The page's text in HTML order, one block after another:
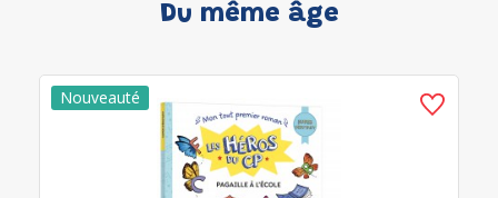
Du même âge